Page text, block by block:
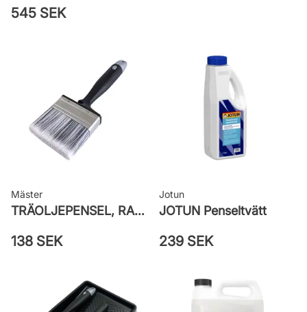
545 SEK
Mäster
TRÄOLJEPENSEL, RAK STANDARD SILVER
138 SEK
Jotun
JOTUN Penseltvätt
239 SEK